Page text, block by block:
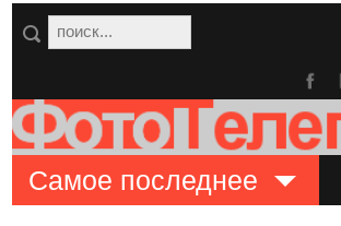
Самое последнее